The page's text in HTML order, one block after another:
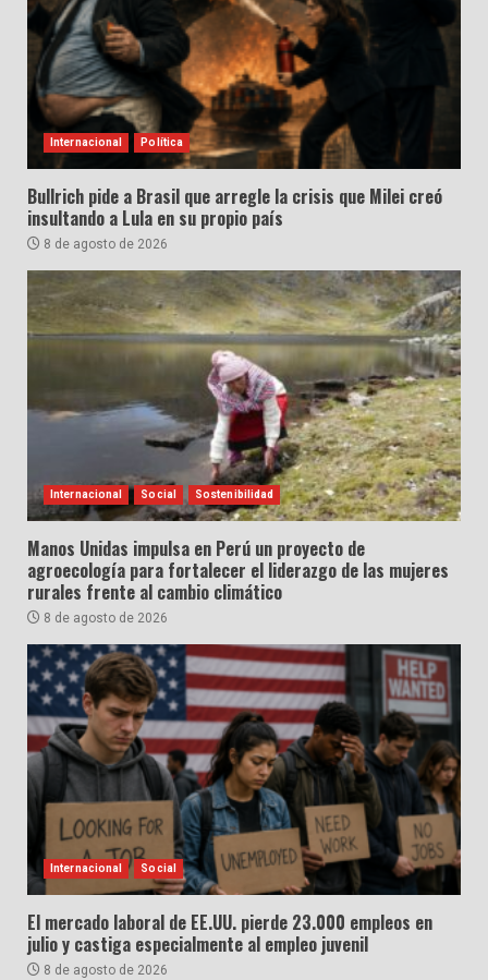
Internacional Política
Bullrich pide a Brasil que arregle la crisis que Milei creó
insultando a Lula en su propio país
8 de agosto de 2026
Internacional Social Sostenibilidad
Manos Unidas impulsa en Perú un proyecto de
agroecología para fortalecer el liderazgo de las mujeres
rurales frente al cambio climático
8 de agosto de 2026
Internacional Social
El mercado laboral de EE.UU. pierde 23.000 empleos en
julio y castiga especialmente al empleo juvenil
8 de agosto de 2026